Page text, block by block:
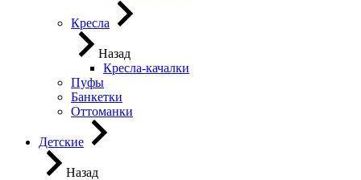
Кресла
Назад
Кресла-качалки
Пуфы
Банкетки
Оттоманки
Детские
Назад